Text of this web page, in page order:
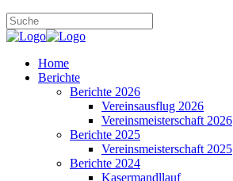
Home
Berichte
Berichte 2026
Vereinsausflug 2026
Vereinsmeisterschaft 2026
Berichte 2025
Vereinsmeisterschaft 2025
Berichte 2024
Kasermandllauf